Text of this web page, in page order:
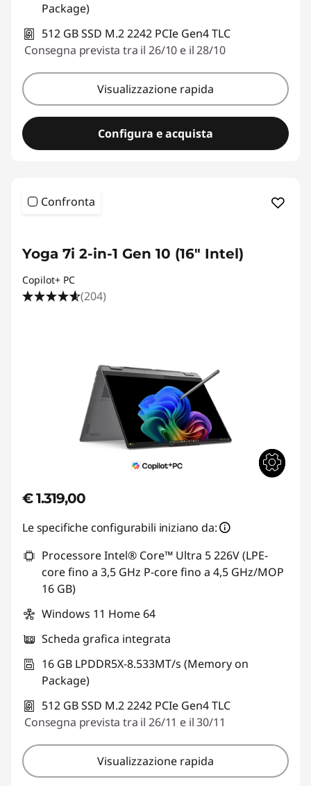
Package)
512 GB SSD M.2 2242 PCIe Gen4 TLC
Consegna prevista tra il 26/10 e il 28/10
Visualizzazione rapida
Configura e acquista
Confronta
Yoga 7i 2-in-1 Gen 10 (16" Intel)
Copilot+ PC
(204)
€ 1.319,00
Le specifiche configurabili iniziano da:
Processore Intel® Core™ Ultra 5 226V (LPE-
core fino a 3,5 GHz P-core fino a 4,5 GHz/MOP
16 GB)
Windows 11 Home 64
Scheda grafica integrata
16 GB LPDDR5X-8.533MT/s (Memory on
Package)
512 GB SSD M.2 2242 PCIe Gen4 TLC
Consegna prevista tra il 26/11 e il 30/11
Visualizzazione rapida